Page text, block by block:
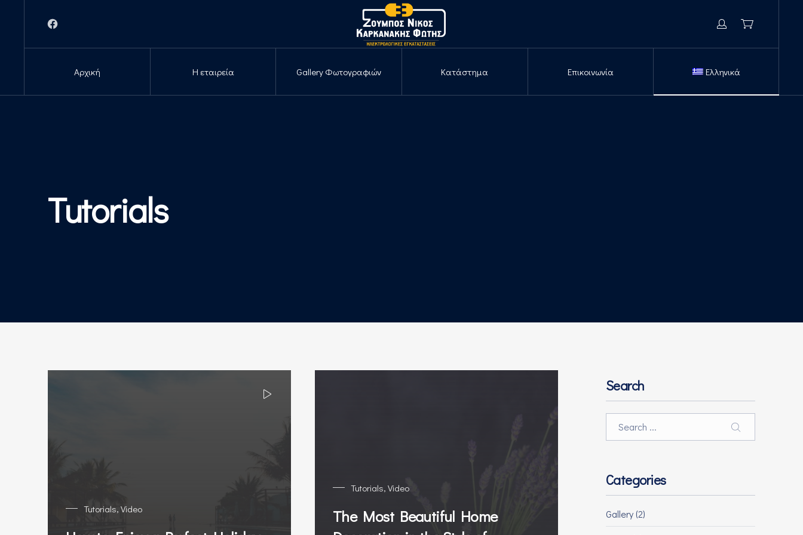
Νέο παράθυρο
Είσοδος / Εγγραφή
Cart
Αρχική Η εταιρεία Gallery Φωτογραφιών Κατάστημα Επικοινωνία Ελληνικά
Tutorials
Tutorials, Video
Tutorials, Video
The Most Beautiful Home
Search
SEARCH
Categories
Gallery(2)